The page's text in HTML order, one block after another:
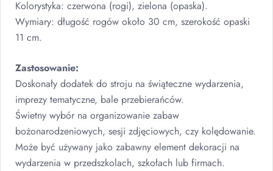
Kolorystyka: czerwona (rogi), zielona (opaska).
Wymiary: długość rogów około 30 cm, szerokość opaski
11 cm.
Zastosowanie:
Doskonały dodatek do stroju na świąteczne wydarzenia,
imprezy tematyczne, bale przebierańców.
Świetny wybór na organizowanie zabaw
bożonarodzeniowych, sesji zdjęciowych, czy kolędowanie.
Może być używany jako zabawny element dekoracji na
wydarzenia w przedszkolach, szkołach lub firmach.